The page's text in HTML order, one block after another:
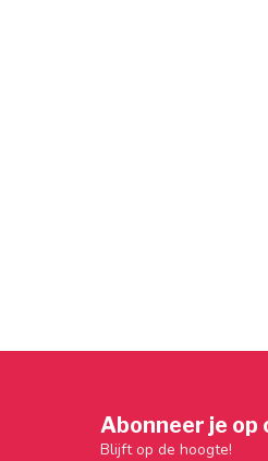
Abonneer je op
Blijft op de hoogte!